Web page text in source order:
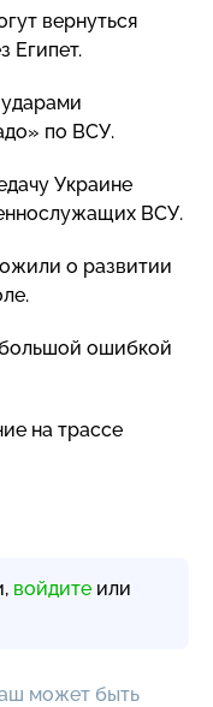
вернуться
Египет.
по ВСУ.
Украине
ВСУ.
о развитии
ошибкой
на трассе
войдите или
может быть